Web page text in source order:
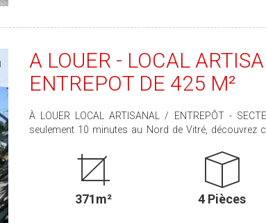
A LOUER - LOCAL
ENTREPOT DE 425 M²
À LOUER LOCAL ARTISANAL / ENTREPÔT - SECTEUR NORD DE VITRÉ (10 min) À
seulement 10 minutes au Nord de Vitré, découvrez
1 vestiaire, - 1 WC, soit une partie administrative
d'environ 250 m², équipé d'un plafond isolé et d'un
complémentaire. À l'extérieur, vous bénéficierez d'un terrain goudronné avec 3 à 4 places
de stationnement. Disponible immédiatement --> Conditions financières : Loyer mensuel :
371m² 4 Pièces